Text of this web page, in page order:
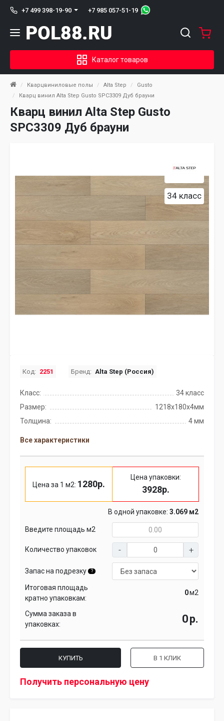
+7 499 398-19-90 +7 985 057-51-19
Каталог товаров
Кварцвиниловые полы Alta Step
Gusto
Кварц винил Alta Step Gusto SPC3309 Дуб брауни
Кварц винил Alta Step Gusto
SPC3309 Дуб брауни
34 класс
Код: 2251 Бренд: Alta Step (Россия)
Класс:
34 класс
Размер:
1218x180x4мм
Толщина:
4 мм
Все характеристики
Цена за 1 м2: 1280р.
Цена упаковки:
3928р.
В одной упаковке: 3.069 м2
Введите площадь м2
Количество упаковок
Запас на подрезку ?
Итоговая площадь
кратно упаковкам:
м2
Сумма заказа в
упаковках:
р.
КУПИТЬ В 1 КЛИК
Получить персональную цену